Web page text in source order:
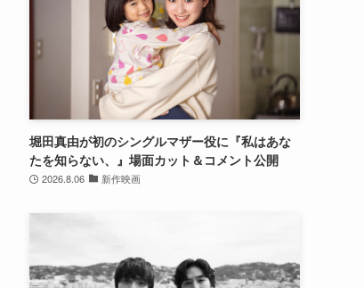
堀田真由が初のシングルマザー役に『私はあな
たを知らない、』場面カット＆コメント公開
2026.8.06 新作映画